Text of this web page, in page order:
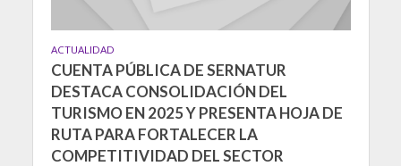
ACTUALIDAD
CUENTA PÚBLICA DE SERNATUR
DESTACA CONSOLIDACIÓN DEL
TURISMO EN 2025 Y PRESENTA HOJA DE
RUTA PARA FORTALECER LA
COMPETITIVIDAD DEL SECTOR